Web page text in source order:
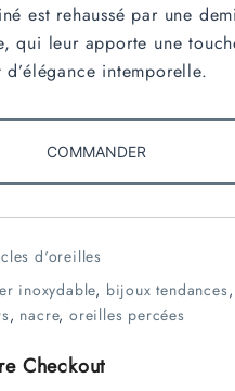
est rehaussé par une
qui leur apporte une
intemporelle.
COMMANDER
d'oreilles
inoxydable, bijoux tendances,
, nacre,oreilles percées
Checkout